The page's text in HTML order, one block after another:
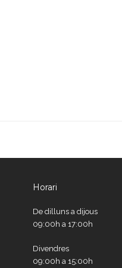
Horari
De dilluns a dijous
09:00h a 17:00h
Divendres
09:00h a 15:00h